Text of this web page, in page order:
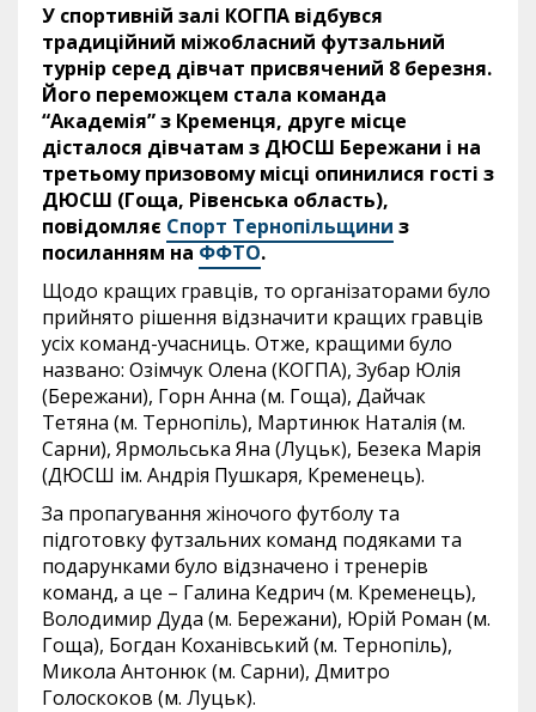
У спортивній залі КОГПА відбувся
традиційний міжобласний футзальний
турнір серед дівчат присвячений 8 березня.
Його переможцем стала команда
“Академія” з Кременця, друге місце
дісталося дівчатам з ДЮСШ Бережани і на
третьому призовому місці опинилися гості з
ДЮСШ (Гоща, Рівенська область),
повідомляє Спорт Тернопільщини з
посиланням на ФФТО.
Щодо кращих гравців, то організаторами було
прийнято рішення відзначити кращих гравців
усіх команд-учасниць. Отже, кращими було
названо: Озімчук Олена (КОГПА), Зубар Юлія
(Бережани), Горн Анна (м. Гоща), Дайчак
Тетяна (м. Тернопіль), Мартинюк Наталія (м.
Сарни), Ярмольська Яна (Луцьк), Безека Марія
(ДЮСШ ім. Андрія Пушкаря, Кременець).
За пропагування жіночого футболу та
підготовку футзальних команд подяками та
подарунками було відзначено і тренерів
команд, а це – Галина Кедрич (м. Кременець),
Володимир Дуда (м. Бережани), Юрій Роман (м.
Гоща), Богдан Коханівський (м. Тернопіль),
Микола Антонюк (м. Сарни), Дмитро
Голоскоков (м. Луцьк).